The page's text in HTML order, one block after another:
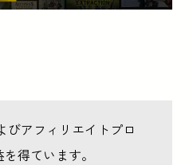
びアフィリエイトプロ
得ています。